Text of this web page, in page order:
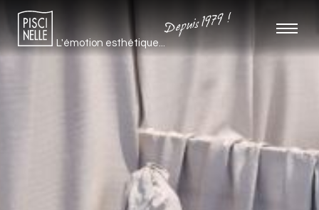
L'émotion esthétique...
Depuis 1979 !